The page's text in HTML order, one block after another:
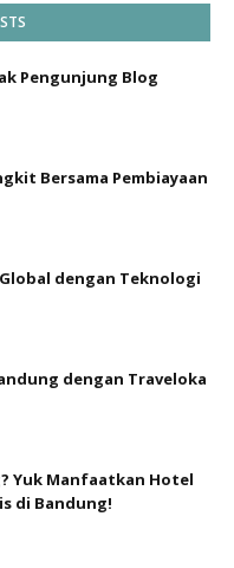
Pengunjung Blog
Bersama Pembiayaan
dengan Teknologi
dengan Traveloka
Yuk Manfaatkan Hotel
di Bandung!